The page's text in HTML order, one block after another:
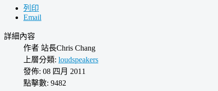
列印
Email
詳細內容
作者 站長Chris Chang
上層分類: loudspeakers
發佈: 08 四月 2011
點擊數: 9482